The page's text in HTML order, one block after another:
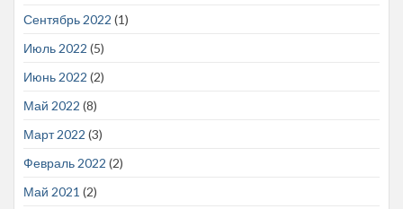
Сентябрь 2022 (1)
Июль 2022 (5)
Июнь 2022 (2)
Май 2022 (8)
Март 2022 (3)
Февраль 2022 (2)
Май 2021 (2)